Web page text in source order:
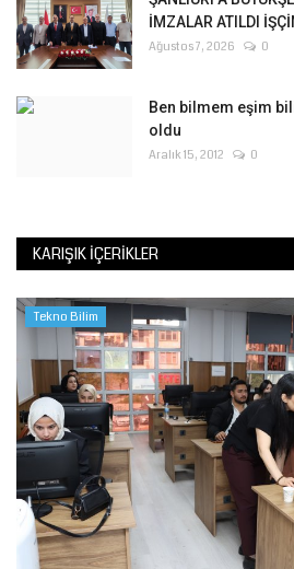
İMZALAR ATILDI
Ağustos 7, 2026 0
Ben bilmem eşim
oldu
Aralık 15, 2012 0
KARIŞIK İÇERIKLER
Tekno Bilim